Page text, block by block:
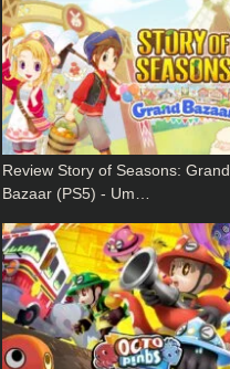
Review Story of Seasons: Grand
Bazaar (PS5) - Um…